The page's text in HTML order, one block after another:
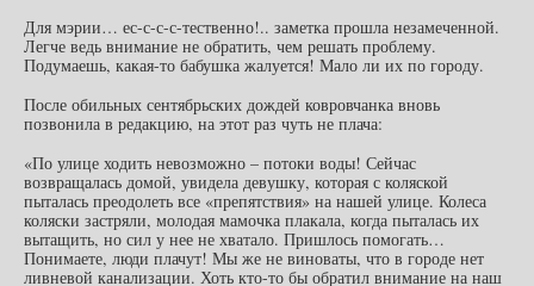
Для мэрии… ес-с-с-с-тественно!.. заметка прошла незамеченной.
Легче ведь внимание не обратить, чем решать проблему.
Подумаешь, какая-то бабушка жалуется! Мало ли их по городу.
После обильных сентябрьских дождей ковровчанка вновь
позвонила в редакцию, на этот раз чуть не плача:
«По улице ходить невозможно – потоки воды! Сейчас
возвращалась домой, увидела девушку, которая с коляской
пыталась преодолеть все «препятствия» на нашей улице. Колеса
коляски застряли, молодая мамочка плакала, когда пыталась их
вытащить, но сил у нее не хватало. Пришлось помогать…
Понимаете, люди плачут! Мы же не виноваты, что в городе нет
ливневой канализации. Хоть кто-то бы обратил внимание на наш